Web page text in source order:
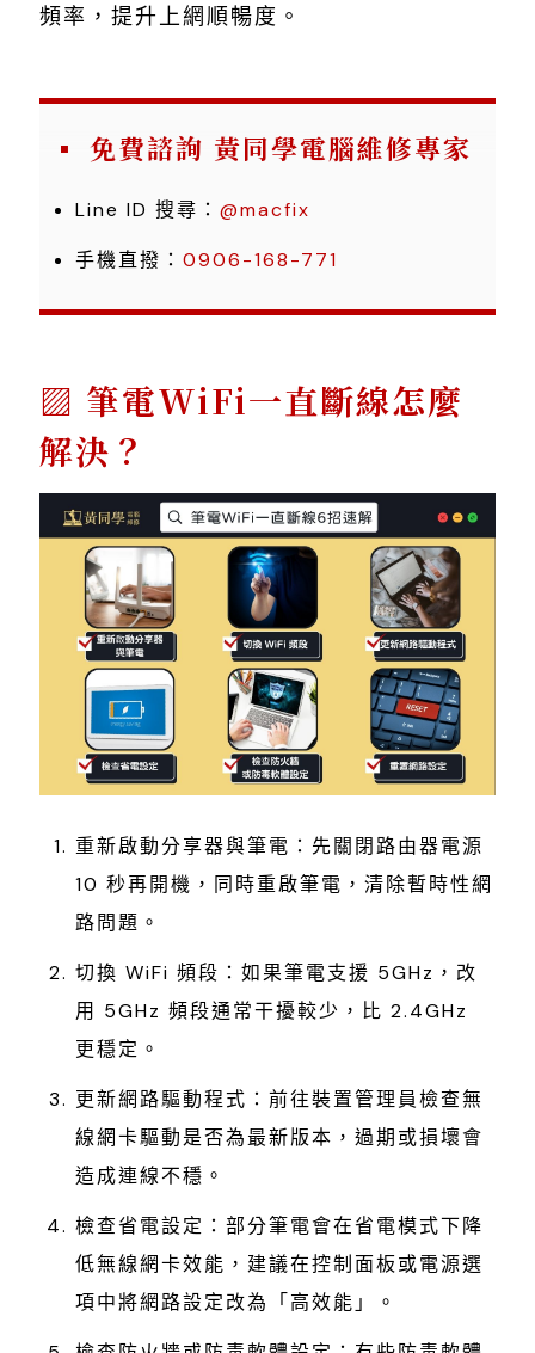
頻率，提升上網順暢度。
免費諮詢 黃同學電腦維修專家
Line ID 搜尋： @macfix
手機直撥： 0906-168-771
筆電WiFi一直斷線怎麼
解決？
重新啟動分享器與筆電：先關閉路由器電源
10 秒再開機，同時重啟筆電，清除暫時性網
路問題。
切換 WiFi 頻段：如果筆電支援 5GHz，改
用 5GHz 頻段通常干擾較少，比 2.4GHz
更穩定。
更新網路驅動程式：前往裝置管理員檢查無
線網卡驅動是否為最新版本，過期或損壞會
造成連線不穩。
檢查省電設定：部分筆電會在省電模式下降
低無線網卡效能，建議在控制面板或電源選
項中將網路設定改為「高效能」。